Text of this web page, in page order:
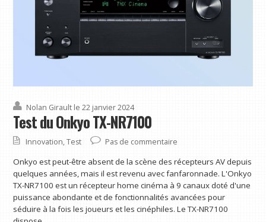
Nolan Girault le 22 janvier 2024
Test du Onkyo TX-NR7100
Innovation,Test Pas de commentaire
Onkyo est peut-être absent de la scène des récepteurs AV depuis
quelques années, mais il est revenu avec fanfaronnade. L'Onkyo
TX-NR7100 est un récepteur home cinéma à 9 canaux doté d'une
puissance abondante et de fonctionnalités avancées pour
séduire à la fois les joueurs et les cinéphiles. Le TX-NR7100